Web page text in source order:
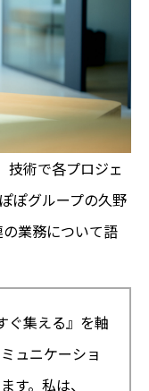
技術で各プロジェ
ぽグループの久野
業務について語
ぐ集える』を軸
ュニケーショ
す。私は、